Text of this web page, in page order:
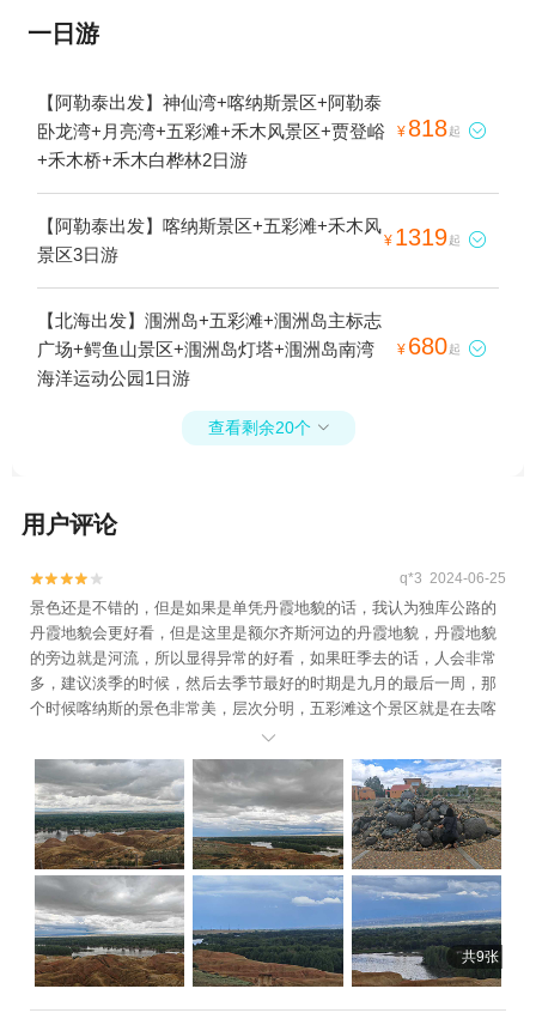
一日游
【阿勒泰出发】神仙湾+喀纳斯景区+阿勒泰
卧龙湾+月亮湾+五彩滩+禾木风景区+贾登峪
+禾木桥+禾木白桦林2日游
¥ 818起 
【阿勒泰出发】喀纳斯景区+五彩滩+禾木风
景区3日游
¥ 1319起 
【北海出发】涠洲岛+五彩滩+涠洲岛主标志
广场+鳄鱼山景区+涠洲岛灯塔+涠洲岛南湾
海洋运动公园1日游
¥ 680起 
查看剩余20个 
用户评论

 q*3 2024-06-25
景色还是不错的，但是如果是单凭丹霞地貌的话，我认为独库公路的
丹霞地貌会更好看，但是这里是额尔齐斯河边的丹霞地貌，丹霞地貌
的旁边就是河流，所以显得异常的好看，如果旺季去的话，人会非常
多，建议淡季的时候，然后去季节最好的时期是九月的最后一周，那
个时候喀纳斯的景色非常美，层次分明，五彩滩这个景区就是在去喀
纳斯的路上。这里的老人票会有优惠，学生票也会有优惠，所以大家
看好票价

共9张